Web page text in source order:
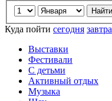
Куда пойти сегодня завтра
Выставки
Фестивали
С детьми
Активный отдых
Музыка